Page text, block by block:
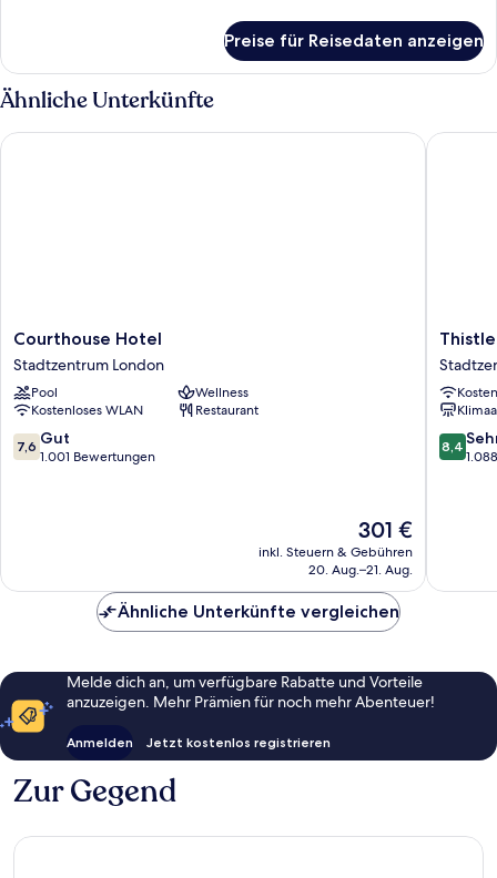
King
Suite)
anzeigen
Penthouse,
1 King-
Bett
Schlafsofa
Preise für Reisedaten anzeigen
Ähnliche Unterkünfte
Courthouse
Hotel
Stadtzentrum
London
Courthouse Hotel
Stadtzentrum London
Pool
Wellness
Kostenloses WLAN
Restaurant
7.6
von
7,6 Gut
1.001 Bewertungen
Der
Preis
beträgt
301 €
inkl. Steuern & Gebühren
20. Aug.–21. Aug.
Courthouse Hotel
Thistle
-
Square
London
8.4
von
8,4
Thistle
Ähnliche Unterkünfte vergleichen
Melde dich an, um verfügbare Rabatte und Vorteile
anzuzeigen. Mehr Prämien für noch mehr Abenteuer!
Anmelden Jetzt kostenlos registrieren
Zur Gegend